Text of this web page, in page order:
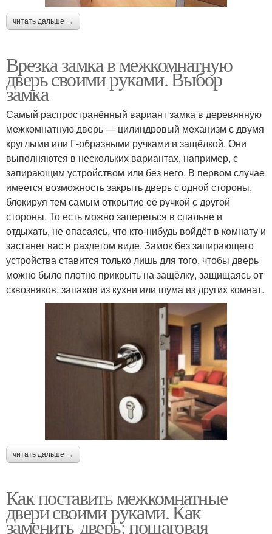
читать дальше →
Врезка замка в межкомнатную
дверь своими руками. Выбор
замка
Самый распространённый вариант замка в деревянную
межкомнатную дверь — цилиндровый механизм с двумя
круглыми или Г-образными ручками и защёлкой. Они
выполняются в нескольких вариантах, например, с
запирающим устройством или без него. В первом случае
имеется возможность закрыть дверь с одной стороны,
блокируя тем самым открытие её ручкой с другой
стороны. То есть можно запереться в спальне и
отдыхать, не опасаясь, что кто-нибудь войдёт в комнату и
застанет вас в раздетом виде. Замок без запирающего
устройства ставится только лишь для того, чтобы дверь
можно было плотно прикрыть на защёлку, защищаясь от
сквозняков, запахов из кухни или шума из других комнат.
читать дальше →
Как поставить межкомнатные
двери своими руками. Как
заменить дверь: пошаговая